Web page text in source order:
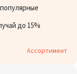
до 15%
Ассортимент